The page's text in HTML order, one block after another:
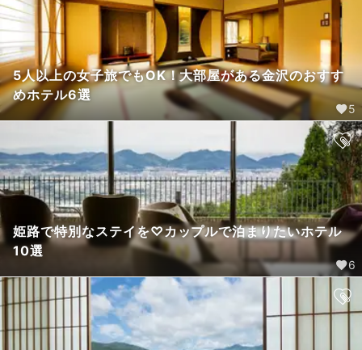
5人以上の女子旅でもOK！大部屋がある金沢のおすす
めホテル6選
5
姫路で特別なステイを♡カップルで泊まりたいホテル
10選
6